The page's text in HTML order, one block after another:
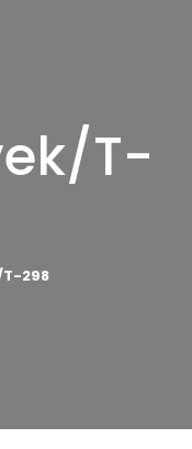
T-
T-298